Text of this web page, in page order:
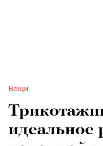
Вещи
идеальное